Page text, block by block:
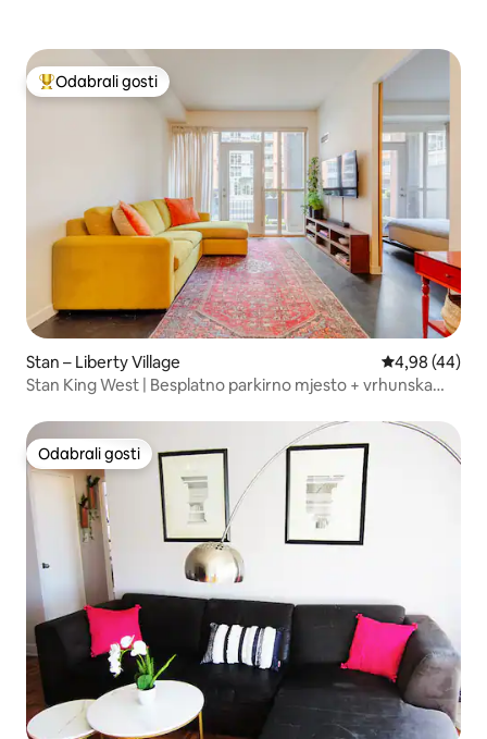
Među najviše rangiranima s oznakom „Odabrali gosti”
Odabrali gosti
Stan – Liberty Village Prosječna
4,98 (44)
Stan King West | Besplatno parkirno mjesto + vrhunska
Odabrali gosti
Odabrali gosti